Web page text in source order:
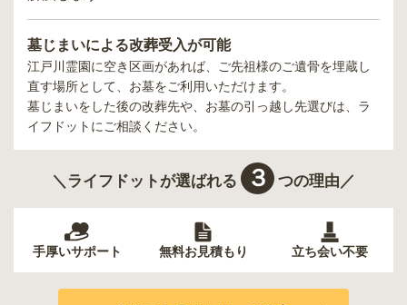
墓じまいによる改葬受入が可能
江戸川霊園に空き区画があれば、ご先祖様のご遺骨を埋蔵し
直す場所として、お墓をご利用いただけます。
墓じまいをした後の改葬先や、お墓の引っ越し先選びは、ラ
イフドットにご相談ください。
＼ライフドットが選ばれる ３ つの理由／
手厚いサポート 無料お見積もり 立ち会い不要